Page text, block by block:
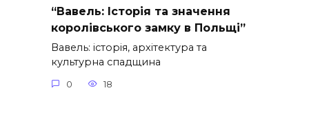
“Вавель: Історія та значення
королівського замку в Польщі”
Вавель: історія, архітектура та
культурна спадщина
0 18